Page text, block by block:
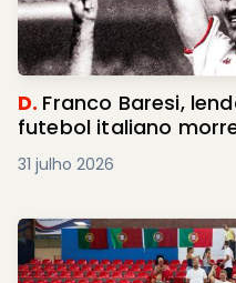
D. Franco Baresi,
futebol italiano
31 julho 2026